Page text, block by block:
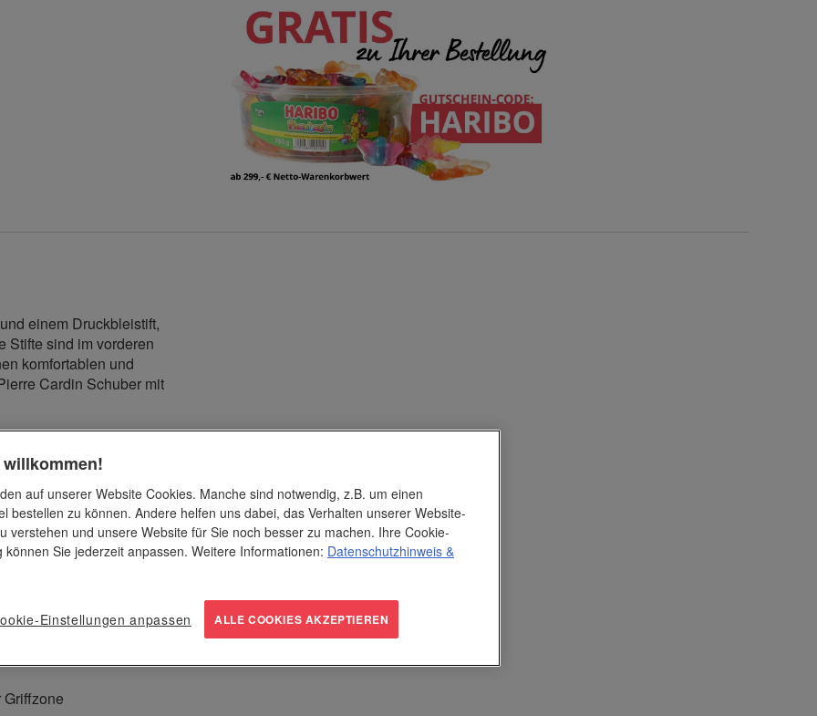
einem Druckbleistift,
Stifte sind im vorderen
komfortablen und
Cardin Schuber mit
Mitarbeiter. Das Set
Büro, bei Meetings oder
eine moderne, elegante
für eine angenehme
Kugelschreiber erhält
auf unserer Website Cookies. Manche sind notwendig, z.B. um einen
bestellen zu können. Andere helfen uns dabei, das Verhalten unserer Website-
verstehen und unsere Website für Sie noch besser zu machen. Ihre Cookie-
können Sie jederzeit anpassen. Weitere Informationen: Datenschutzhinweis &
Einstellungen anpassen ALLE COOKIES AKZEPTIEREN